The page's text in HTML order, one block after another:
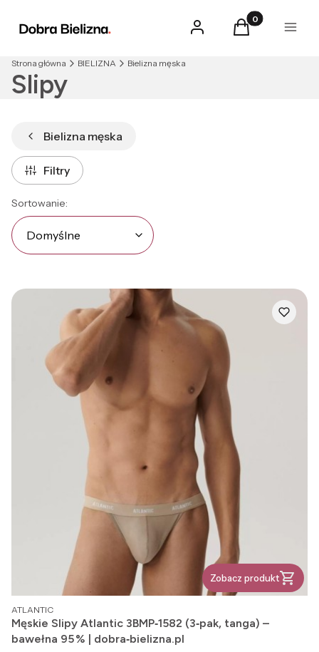
Zaloguj sięProdukty w
Koszyk Menu
Strona główna BIELIZNA Bielizna męska
Slipy
Bielizna męska
Filtry
Lista produktów
Sortowanie:
Domyślne
Zobacz produkt
PRODUCENT
ATLANTIC
Męskie Slipy Atlantic 3BMP‑1582 (3‑pak, tanga) –
bawełna 95 % | dobra‑bielizna.pl